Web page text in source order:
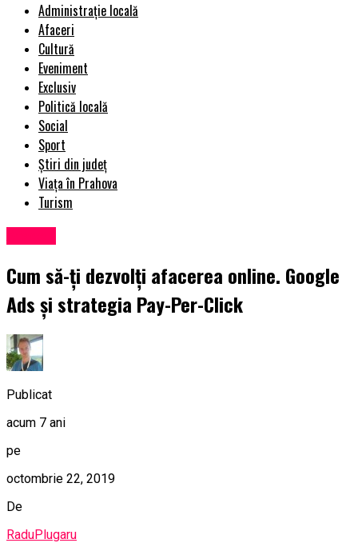
Administrație locală
Afaceri
Cultură
Eveniment
Exclusiv
Politică locală
Social
Sport
Știri din județ
Viața în Prahova
Turism
Cum să-ți dezvolți afacerea online. Google
Ads și strategia Pay-Per-Click
Publicat
acum 7 ani
pe
octombrie 22, 2019
De
RaduPlugaru